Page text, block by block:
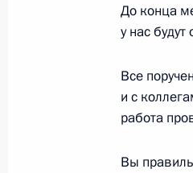
До конца
у нас будут
Все
и с
работа
Вы